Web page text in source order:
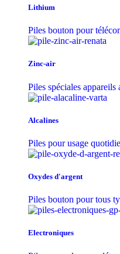
Lithium
Piles bouton pour
Zinc-air
Piles spéciales appareils
Alcalines
Piles pour usage
Oxydes d'argent
Piles bouton pour tous
Electroniques